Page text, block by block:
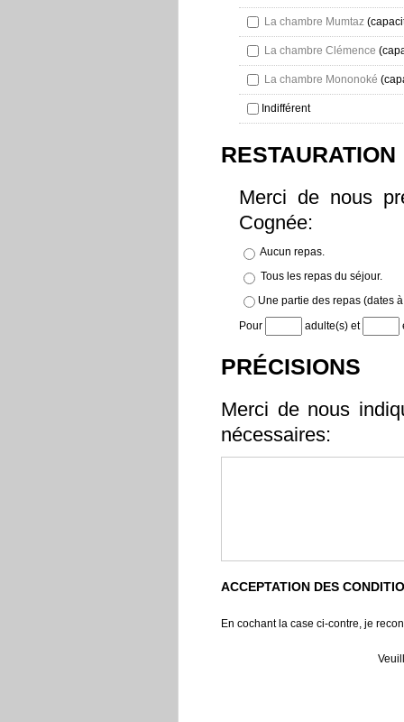
La chambre Mumtaz
La chambre Clémence
La chambre Mononoké
Indifférent
RESTAURATION
Merci de nous
Cognée:
Aucun repas.
Tous les repas du séjour.
Une partie des repas (dates
Pour adulte(s) et
PRÉCISIONS
Merci de nous
nécessaires:
ACCEPTATION DES
En cochant la case ci-contre, je